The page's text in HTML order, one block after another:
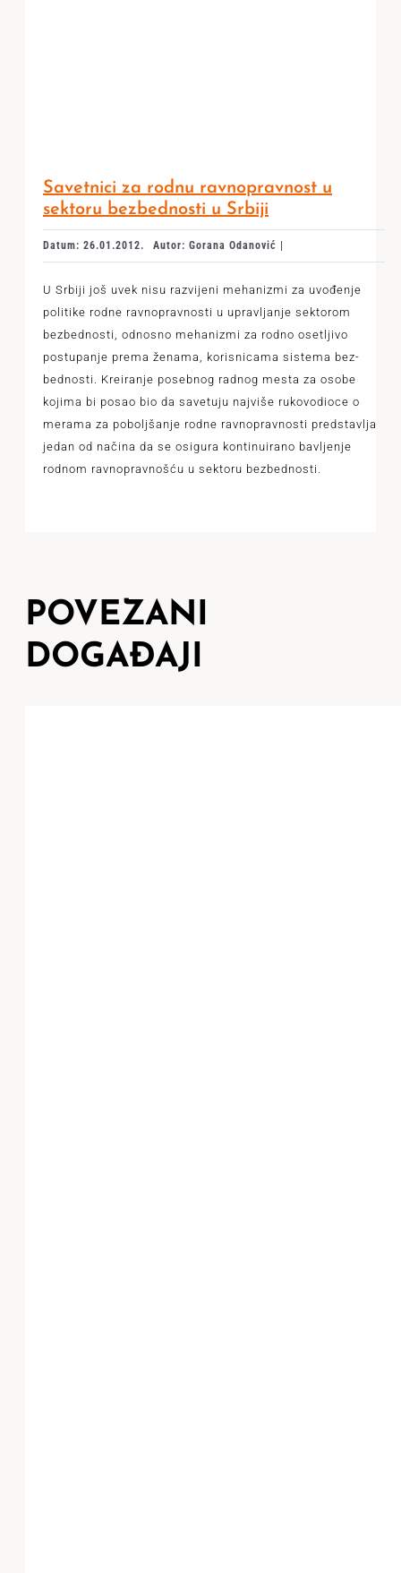
Savetnici za rodnu ravnopravnost u
sektoru bezbednosti u Srbiji
Datum: 26.01.2012. Autor: Gorana Odanović |
U Srbiji još uvek nisu razvijeni mehanizmi za uvođenje
politike rodne ravnopravnosti u upravljanje sektorom
bezbednosti, odnosno mehanizmi za rodno osetljivo
postupanje prema ženama, korisnicama sistema bez­
bednosti. Kreiranje posebnog radnog mesta za osobe
kojima bi posao bio da savetuju najviše rukovodioce o
merama za poboljšanje rodne ravnopravnosti predstavlja
jedan od načina da se osigura kontinuirano bavljenje
rodnom ravnopravnošću u sektoru bezbednosti.
POVEZANI
DOGAĐAJI